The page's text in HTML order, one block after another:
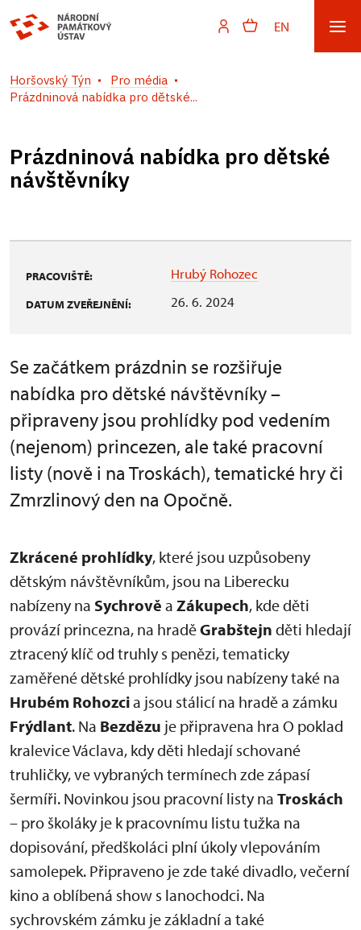
EN
Horšovský Týn
Pro média
Prázdninová nabídka pro dětské...
Prázdninová nabídka pro dětské
návštěvníky
PRACOVIŠTĚ: Hrubý Rohozec
DATUM ZVEŘEJNĚNÍ: 26. 6. 2024
Se začátkem prázdnin se rozšiřuje
nabídka pro dětské návštěvníky –
připraveny jsou prohlídky pod vedením
(nejenom) princezen, ale také pracovní
listy (nově i na Troskách), tematické hry či
Zmrzlinový den na Opočně.
Zkrácené prohlídky, které jsou uzpůsobeny
dětským návštěvníkům, jsou na Liberecku
nabízeny na Sychrově a Zákupech, kde děti
provází princezna, na hraděGrabštejn děti hledají
ztracený klíč od truhly s penězi, tematicky
zaměřené dětské prohlídky jsou nabízeny také na
Hrubém Rohozcia jsou stálicí na hradě a zámku
Frýdlant. Na Bezdězu je připravena hra O poklad
kralevice Václava, kdy děti hledají schované
truhličky, ve vybraných termínech zde zápasí
šermíři. Novinkou jsou pracovní listy na Troskách
– pro školáky je k pracovnímu listu tužka na
dopisování, předškoláci plní úkoly vlepováním
samolepek. Připraveno je zde také divadlo, večerní
kino a oblíbená show s lanochodci. Na
sychrovském zámku je základní a také